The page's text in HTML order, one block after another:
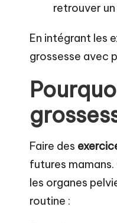
retrouver
En intégrant les
grossesse avec
Faire des
futures
les organes
routine :